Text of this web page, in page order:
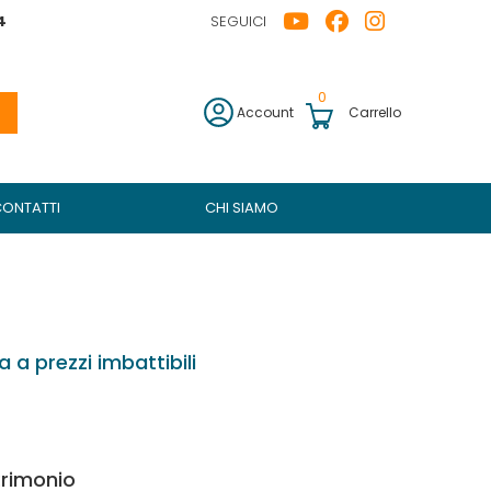
SEGUICI
Account Carrello
0
CHI SIAMO
a prezzi imbattibili